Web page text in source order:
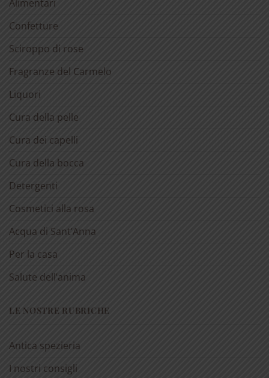
Alimentari
Confetture
Sciroppo di rose
Fragranze del Carmelo
Liquori
Cura della pelle
Cura dei capelli
Cura della bocca
Detergenti
Cosmetici alla rosa
Acqua di Sant’Anna
Per la casa
Salute dell’anima
LE NOSTRE RUBRICHE
Antica spezieria
I nostri consigli